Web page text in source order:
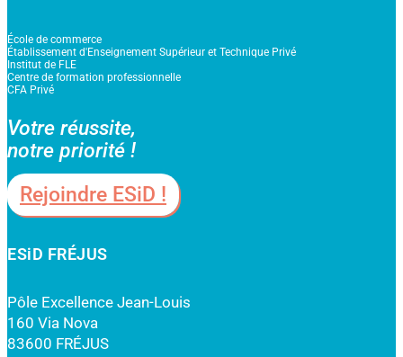
École de commerce
Établissement d'Enseignement Supérieur et Technique Privé
Institut de FLE
Centre de formation professionnelle
CFA Privé
Votre réussite,
notre priorité !
Rejoindre ESiD !
ESiD FRÉJUS
Pôle Excellence Jean-Louis
160 Via Nova
83600 FRÉJUS